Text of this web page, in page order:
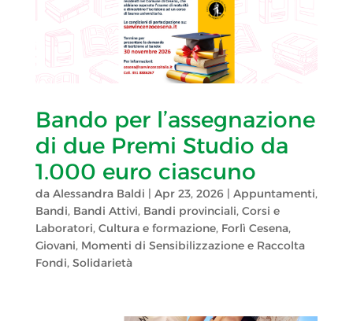
Bando per l’assegnazione
di due Premi Studio da
1.000 euro ciascuno
da Alessandra Baldi Apr 23, 2026| Appuntamenti,
Bandi, Bandi Attivi, Bandi provinciali, Corsi e
Laboratori, Cultura e formazione, Forlì Cesena,
Giovani, Momenti di Sensibilizzazione e Raccolta
Fondi, Solidarietà